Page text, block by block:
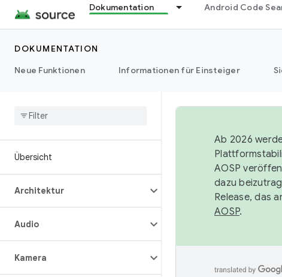
Dokumentation Android Code
DOKUMENTATION
Neue Funktionen
Informationen für Einsteiger
Übersicht
Architektur
Audio
Kamera
Ab 2026
AOSP
dazu
Release, das
AOSP.